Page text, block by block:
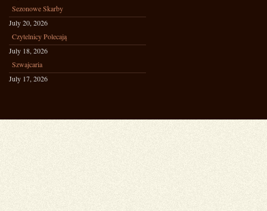
Sezonowe Skarby
July 20, 2026
Czytelnicy Polecają
July 18, 2026
Szwajcaria
July 17, 2026